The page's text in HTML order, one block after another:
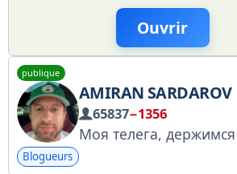
Ouvrir
publique
AMIRAN SARDAROV
65837−1356
Blogueurs